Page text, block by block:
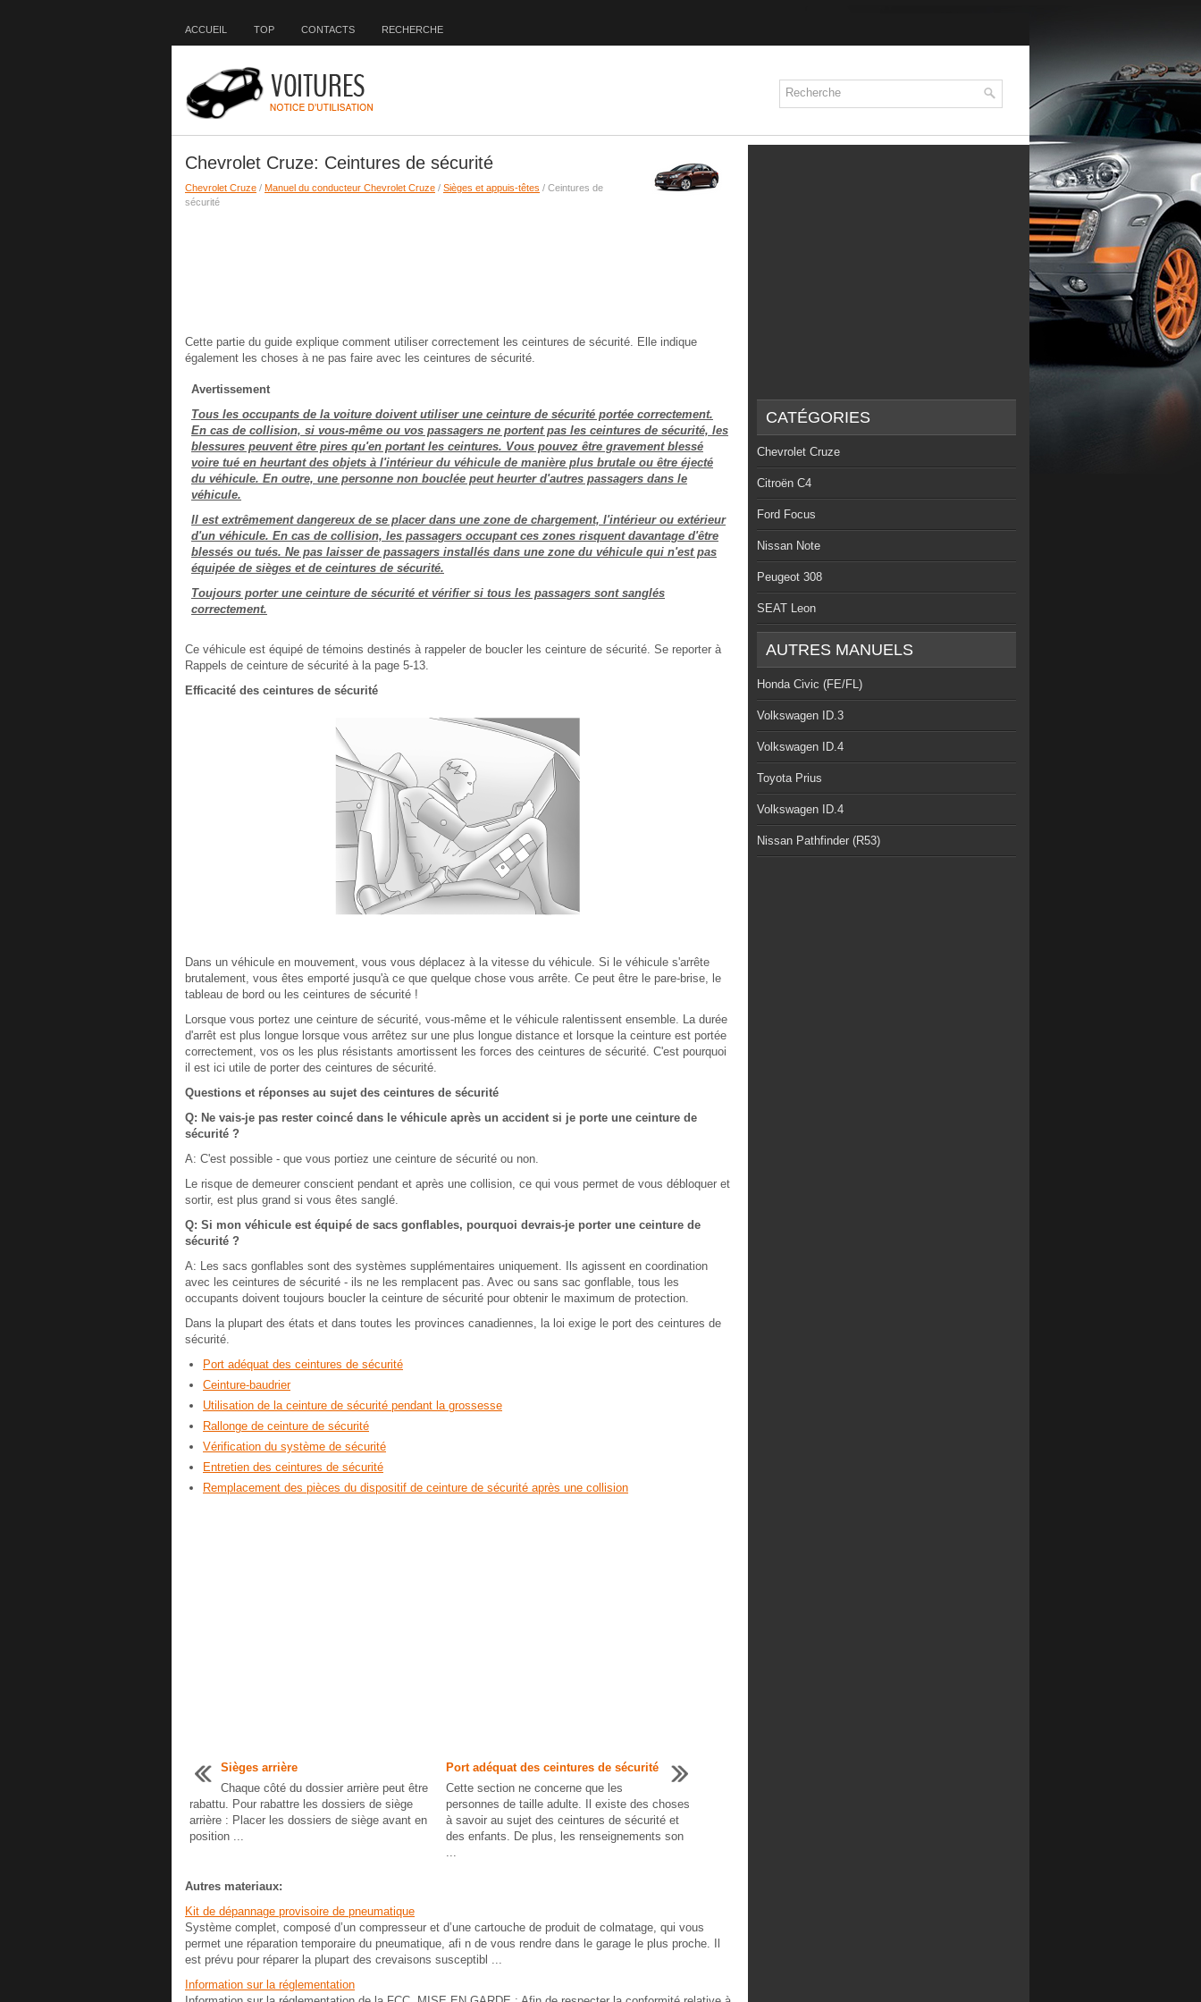
ACCUEIL TOP CONTACTS RECHERCHE
Chevrolet Cruze: Ceintures de sécurité
Chevrolet Cruze / Manuel du conducteur Chevrolet Cruze / Sièges et appuis-têtes / Ceintures de
sécurité
Cette partie du guide explique comment utiliser correctement les ceintures de sécurité. Elle indique
également les choses à ne pas faire avec les ceintures de sécurité.
Avertissement
Tous les occupants de la voiture doivent utiliser une ceinture de sécurité portée correctement.
En cas de collision, si vous-même ou vos passagers ne portent pas les ceintures de sécurité, les
blessures peuvent être pires qu'en portant les ceintures. Vous pouvez être gravement blessé
voire tué en heurtant des objets à l'intérieur du véhicule de manière plus brutale ou être éjecté
du véhicule. En outre, une personne non bouclée peut heurter d'autres passagers dans le
véhicule.
Il est extrêmement dangereux de se placer dans une zone de chargement, l'intérieur ou extérieur
d'un véhicule. En cas de collision, les passagers occupant ces zones risquent davantage d'être
blessés ou tués. Ne pas laisser de passagers installés dans une zone du véhicule qui n'est pas
équipée de sièges et de ceintures de sécurité.
Toujours porter une ceinture de sécurité et vérifier si tous les passagers sont sanglés
correctement.
Ce véhicule est équipé de témoins destinés à rappeler de boucler les ceinture de sécurité. Se reporter à
Rappels de ceinture de sécurité à la page 5-13.
Efficacité des ceintures de sécurité
Dans un véhicule en mouvement, vous vous déplacez à la vitesse du véhicule. Si le véhicule s'arrête
brutalement, vous êtes emporté jusqu'à ce que quelque chose vous arrête. Ce peut être le pare-brise, le
tableau de bord ou les ceintures de sécurité !
Lorsque vous portez une ceinture de sécurité, vous-même et le véhicule ralentissent ensemble. La durée
d'arrêt est plus longue lorsque vous arrêtez sur une plus longue distance et lorsque la ceinture est portée
correctement, vos os les plus résistants amortissent les forces des ceintures de sécurité. C'est pourquoi
il est ici utile de porter des ceintures de sécurité.
Questions et réponses au sujet des ceintures de sécurité
Q: Ne vais-je pas rester coincé dans le véhicule après un accident si je porte une ceinture de
sécurité ?
A: C'est possible - que vous portiez une ceinture de sécurité ou non.
Le risque de demeurer conscient pendant et après une collision, ce qui vous permet de vous débloquer et
sortir, est plus grand si vous êtes sanglé.
Q: Si mon véhicule est équipé de sacs gonflables, pourquoi devrais-je porter une ceinture de
sécurité ?
A: Les sacs gonflables sont des systèmes supplémentaires uniquement. Ils agissent en coordination
avec les ceintures de sécurité - ils ne les remplacent pas. Avec ou sans sac gonflable, tous les
occupants doivent toujours boucler la ceinture de sécurité pour obtenir le maximum de protection.
Dans la plupart des états et dans toutes les provinces canadiennes, la loi exige le port des ceintures de
sécurité.
Port adéquat des ceintures de sécurité
Ceinture-baudrier
Utilisation de la ceinture de sécurité pendant la grossesse
Rallonge de ceinture de sécurité
Vérification du système de sécurité
Entretien des ceintures de sécurité
Remplacement des pièces du dispositif de ceinture de sécurité après une collision
Sièges arrière
Chaque côté du dossier arrière peut être
rabattu. Pour rabattre les dossiers de siège
arrière : Placer les dossiers de siège avant en
position ...
Port adéquat des ceintures de sécurité
Cette section ne concerne que les
personnes de taille adulte. Il existe des choses
à savoir au sujet des ceintures de sécurité et
des enfants. De plus, les renseignements son
...
Autres materiaux:
Kit de dépannage provisoire de pneumatique
Système complet, composé d’un compresseur et d’une cartouche de produit de colmatage, qui vous
permet une réparation temporaire du pneumatique, afi n de vous rendre dans le garage le plus proche. Il
est prévu pour réparer la plupart des crevaisons susceptibl ...
Information sur la réglementation
CATÉGORIES
Chevrolet Cruze
Citroën C4
Ford Focus
Nissan Note
Peugeot 308
SEAT Leon
AUTRES MANUELS
Honda Civic (FE/FL)
Volkswagen ID.3
Volkswagen ID.4
Toyota Prius
Volkswagen ID.4
Nissan Pathfinder (R53)